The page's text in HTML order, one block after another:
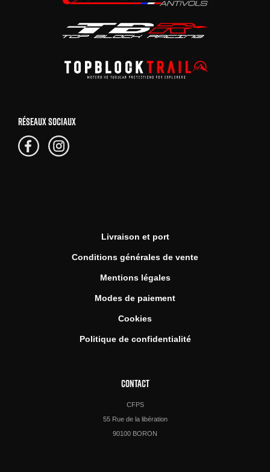
RÉSEAUX SOCIAUX
Livraison et port
Conditions générales de vente
Mentions légales
Modes de paiement
Cookies
Politique de confidentialité
CONTACT
CFPS
55 Rue de la libération
90100 BORON